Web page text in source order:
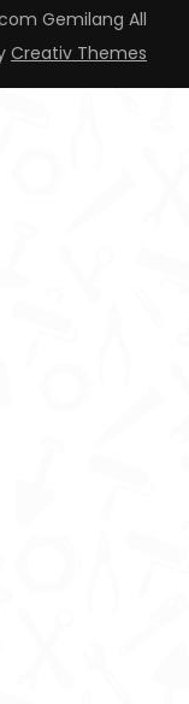
Gemilang All
Creativ Themes